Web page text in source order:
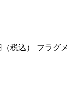
税込） フラグメ